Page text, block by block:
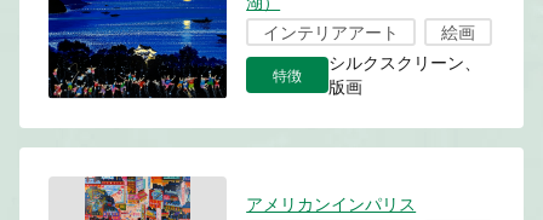
インテリアアート
絵画
特徴
シルクスクリーン、
版画
アメリカンインパリス